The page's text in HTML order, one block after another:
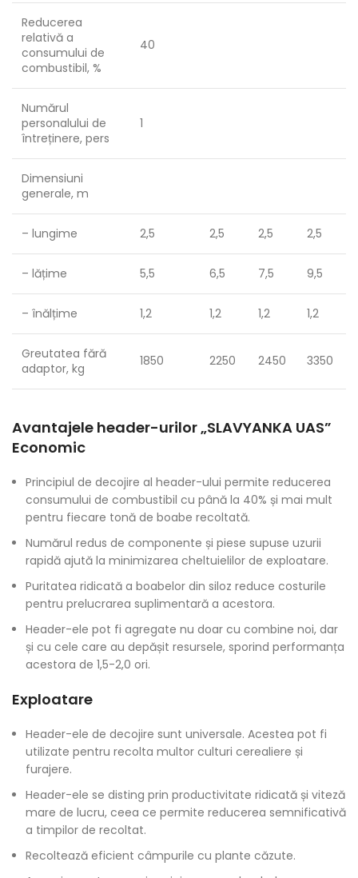
Reducerea
relativă a
consumului de
combustibil, %
40
Numărul
personalului de
întreținere, pers
1
Dimensiuni
generale, m
– lungime 2,5 2,5 2,5 2,5
– lățime 5,5 6,5 7,5 9,5
– înălțime 1,2 1,2 1,2 1,2
Greutatea fără
adaptor, kg
1850 2250 2450 3350
Avantajele header-urilor „SLAVYANKA UAS”
Economic
Principiul de decojire al header-ului permite reducerea
consumului de combustibil cu până la 40% și mai mult
pentru fiecare tonă de boabe recoltată.
Numărul redus de componente și piese supuse uzurii
rapidă ajută la minimizarea cheltuielilor de exploatare.
Puritatea ridicată a boabelor din siloz reduce costurile
pentru prelucrarea suplimentară a acestora.
Header-ele pot fi agregate nu doar cu combine noi, dar
și cu cele care au depășit resursele, sporind performanța
acestora de 1,5-2,0 ori.
Exploatare
Header-ele de decojire sunt universale. Acestea pot fi
utilizate pentru recolta multor culturi cerealiere și
furajere.
Header-ele se disting prin productivitate ridicată și viteză
mare de lucru, ceea ce permite reducerea semnificativă
a timpilor de recoltat.
Recoltează eficient câmpurile cu plante căzute.